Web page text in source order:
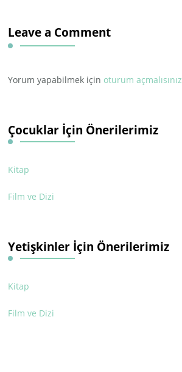
Leave a Comment
Yorum yapabilmek için oturum açmalısınız
Çocuklar İçin Önerilerimiz
Kitap
Film ve Dizi
Yetişkinler İçin Önerilerimiz
Kitap
Film ve Dizi